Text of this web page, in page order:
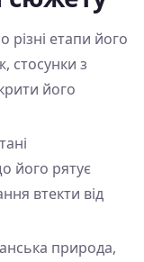
різні етапи його
стосунки з
його
його рятує
втекти від
природа,